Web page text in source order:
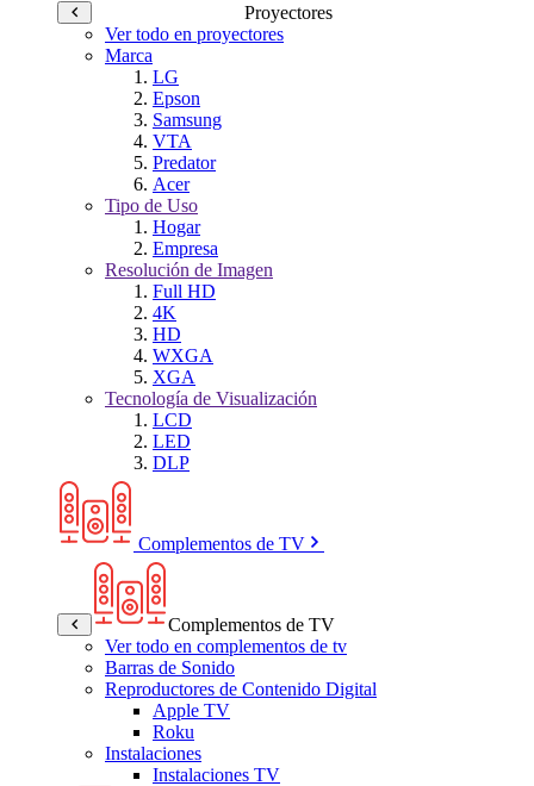
Proyectores
Ver todo en proyectores
Marca
LG
Epson
Samsung
VTA
Predator
Acer
Tipo de Uso
Hogar
Empresa
Resolución de Imagen
Full HD
4K
HD
WXGA
XGA
Tecnología de Visualización
LCD
LED
DLP
Complementos de TV
Complementos de TV
Ver todo en complementos de tv
Barras de Sonido
Reproductores de Contenido Digital
Apple TV
Roku
Instalaciones
Instalaciones TV